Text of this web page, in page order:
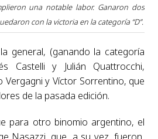
una notable labor. Ganaron dos
con la victoria en la categoría “D”.
general, (ganando la categoría
Castelli y Julián Quattrocchi,
Vergagni y Víctor Sorrentino, que
de la pasada edición.
para otro binomio argentino, el